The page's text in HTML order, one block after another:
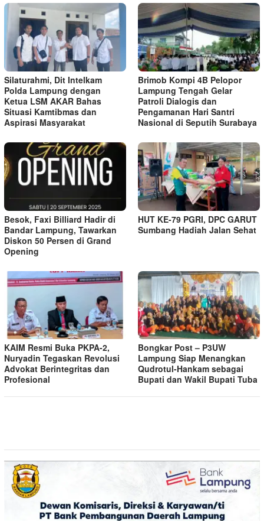
Silaturahmi, Dit Intelkam
Polda Lampung dengan
Ketua LSM AKAR Bahas
Situasi Kamtibmas dan
Aspirasi Masyarakat
Brimob Kompi 4B Pelopor
Lampung Tengah Gelar
Patroli Dialogis dan
Pengamanan Hari Santri
Nasional di Seputih Surabaya
Besok, Faxi Billiard Hadir di
Bandar Lampung, Tawarkan
Diskon 50 Persen di Grand
Opening
HUT KE-79 PGRI, DPC GARUT
Sumbang Hadiah Jalan Sehat
KAIM Resmi Buka PKPA-2,
Nuryadin Tegaskan Revolusi
Advokat Berintegritas dan
Profesional
Bongkar Post – P3UW
Lampung Siap Menangkan
Qudrotul-Hankam sebagai
Bupati dan Wakil Bupati Tuba